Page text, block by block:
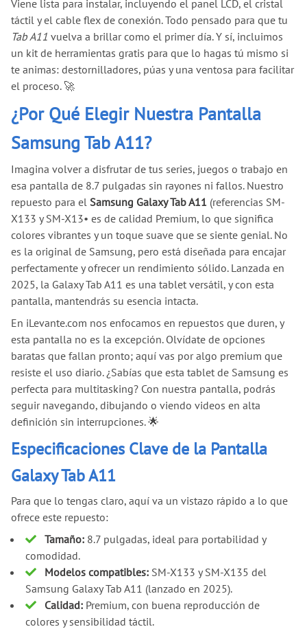
Viene lista para instalar, incluyendo el panel LCD, el cristal
táctil y el cable flex de conexión. Todo pensado para que tu
Tab A11 vuelva a brillar como el primer día. Y sí, incluimos
un kit de herramientas gratis para que lo hagas tú mismo si
te animas: destornilladores, púas y una ventosa para facilitar
el proceso. 🚀
¿Por Qué Elegir Nuestra Pantalla
Samsung Tab A11?
Imagina volver a disfrutar de tus series, juegos o trabajo en
esa pantalla de 8.7 pulgadas sin rayones ni fallos. Nuestro
repuesto para el Samsung Galaxy Tab A11 (referencias SM-
X133 y SM-X13• es de calidad Premium, lo que significa
colores vibrantes y un toque suave que se siente genial. No
es la original de Samsung, pero está diseñada para encajar
perfectamente y ofrecer un rendimiento sólido. Lanzada en
2025, la Galaxy Tab A11 es una tablet versátil, y con esta
pantalla, mantendrás su esencia intacta.
En iLevante.com nos enfocamos en repuestos que duren, y
esta pantalla no es la excepción. Olvídate de opciones
baratas que fallan pronto; aquí vas por algo premium que
resiste el uso diario. ¿Sabías que esta tablet de Samsung es
perfecta para multitasking? Con nuestra pantalla, podrás
seguir navegando, dibujando o viendo videos en alta
definición sin interrupciones. 🌟
Especificaciones Clave de la Pantalla
Galaxy Tab A11
Para que lo tengas claro, aquí va un vistazo rápido a lo que
ofrece este repuesto:
Tamaño:8.7 pulgadas, ideal para portabilidad y
comodidad.
Modelos compatibles:SM-X133 y SM-X135 del
Samsung Galaxy Tab A11 (lanzado en 2025).
Calidad:Premium, con buena reproducción de
colores y sensibilidad táctil.